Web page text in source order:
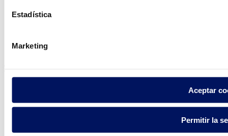
Estadística
Marketing
Aceptar
Permitir la
Aviso legal
Política de cookies
Fluidra S.A. 2025